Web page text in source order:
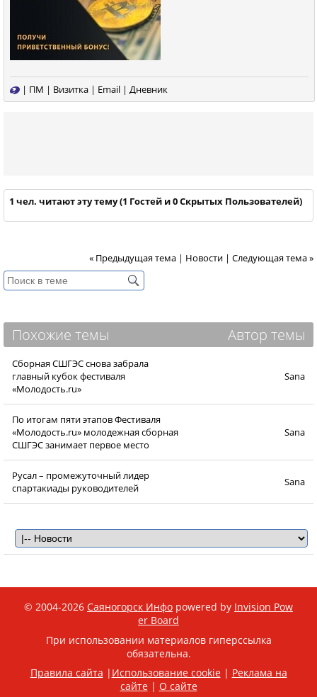
| ПМ | Визитка | Email | Дневник
1 чел. читают эту тему (1 Гостей и 0 Скрытых Пользователей)
« Предыдущая тема | Новости | Следующая тема »
Похожие темы Автор темы
Сборная СШГЭС снова забрала
главный кубок фестиваля
«Молодость.ru»
Sana
По итогам пяти этапов Фестиваля
«Молодость.ru» молодежная сборная
СШГЭС занимает первое место
Sana
Русал – промежуточный лидер
спартакиады руководителей
Sana
© 2004-2026 Саяногорск Инфо powered by Invision Pow
er Board
При использовании материалов гиперссылка
обязательна.
Правила сайта | Использование cookie| Реклама на
сайте| О сайте